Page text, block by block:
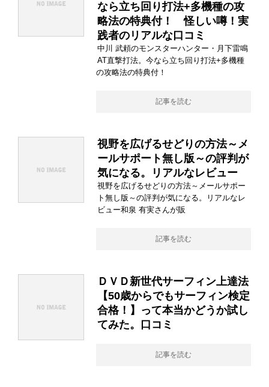
なら立ち回り打法+多機種の攻
略法の特典付！ 怪しい噂！実
践者のリアルな口コミ
中川 武頼のモンスターハンター・月下雷鳴
AT直撃打法。今なら立ち回り打法+多機種
の攻略法の特典付！
記事を読む
視野を広げるせどりの方法～メ
ールサポート無し版～の評判が
気になる。リアルなレビュー
視野を広げるせどりの方法～メールサポー
ト無し版～の評判が気になる。リアルなレ
ビュー和泉 有実さんが販
記事を読む
ＤＶＤ新世代サーフィン上達法
【50歳からでもサーフィン検定
合格！】って本当かどうか試し
てみた。口コミ
記事を読む